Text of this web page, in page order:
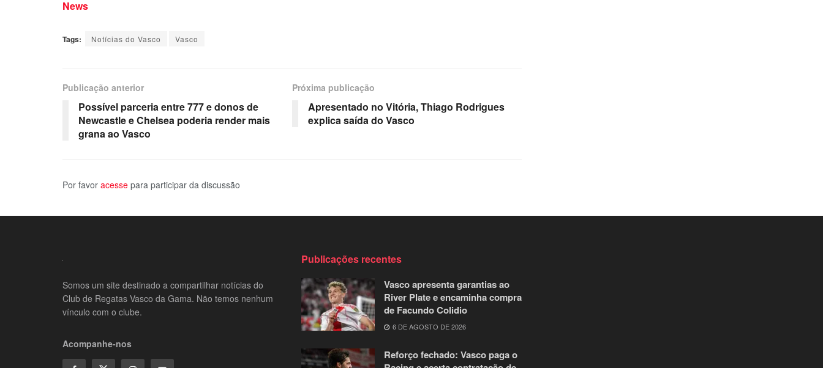
News
Tags: Notícias do Vasco Vasco
Publicação anterior
Possível parceria entre 777 e donos de
Newcastle e Chelsea poderia render mais
grana ao Vasco
Próxima publicação
Apresentado no Vitória, Thiago Rodrigues
explica saída do Vasco
Por favor acesse para participar da discussão
Somos um site destinado a compartilhar notícias do
Club de Regatas Vasco da Gama. Não temos nenhum
vínculo com o clube.
Acompanhe-nos
Publicações recentes
Vasco apresenta garantias ao
River Plate e encaminha compra
de Facundo Colidio
6 DE AGOSTO DE 2026
Reforço fechado: Vasco paga o